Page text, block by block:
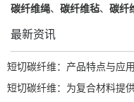
碳纤维绳、 碳纤维毡、 碳纤
最新资讯
短切碳纤维：产品特点与应
短切碳纤维：为复合材料提